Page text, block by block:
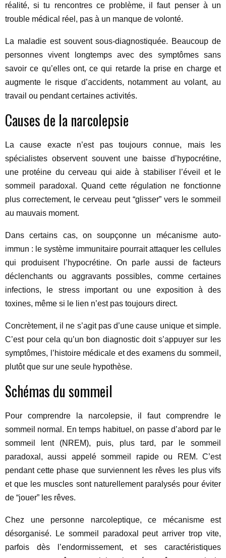
réalité, si tu rencontres ce problème, il faut penser à un
trouble médical réel, pas à un manque de volonté.
La maladie est souvent sous-diagnostiquée. Beaucoup de
personnes vivent longtemps avec des symptômes sans
savoir ce qu’elles ont, ce qui retarde la prise en charge et
augmente le risque d’accidents, notamment au volant, au
travail ou pendant certaines activités.
Causes de la narcolepsie
La cause exacte n’est pas toujours connue, mais les
spécialistes observent souvent une baisse d’hypocrétine,
une protéine du cerveau qui aide à stabiliser l’éveil et le
sommeil paradoxal. Quand cette régulation ne fonctionne
plus correctement, le cerveau peut “glisser” vers le sommeil
au mauvais moment.
Dans certains cas, on soupçonne un mécanisme auto-
immun : le système immunitaire pourrait attaquer les cellules
qui produisent l’hypocrétine. On parle aussi de facteurs
déclenchants ou aggravants possibles, comme certaines
infections, le stress important ou une exposition à des
toxines, même si le lien n’est pas toujours direct.
Concrètement, il ne s’agit pas d’une cause unique et simple.
C’est pour cela qu’un bon diagnostic doit s’appuyer sur les
symptômes, l’histoire médicale et des examens du sommeil,
plutôt que sur une seule hypothèse.
Schémas du sommeil
Pour comprendre la narcolepsie, il faut comprendre le
sommeil normal. En temps habituel, on passe d’abord par le
sommeil lent (NREM), puis, plus tard, par le sommeil
paradoxal, aussi appelé sommeil rapide ou REM. C’est
pendant cette phase que surviennent les rêves les plus vifs
et que les muscles sont naturellement paralysés pour éviter
de “jouer” les rêves.
Chez une personne narcoleptique, ce mécanisme est
désorganisé. Le sommeil paradoxal peut arriver trop vite,
parfois dès l’endormissement, et ses caractéristiques